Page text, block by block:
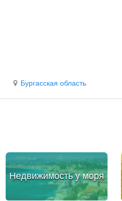
Бургасская область
Недвижимость у моря